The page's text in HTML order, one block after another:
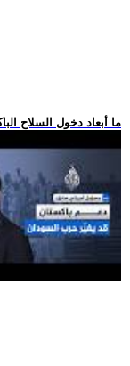
.. ما أبعاد دخول السلاح